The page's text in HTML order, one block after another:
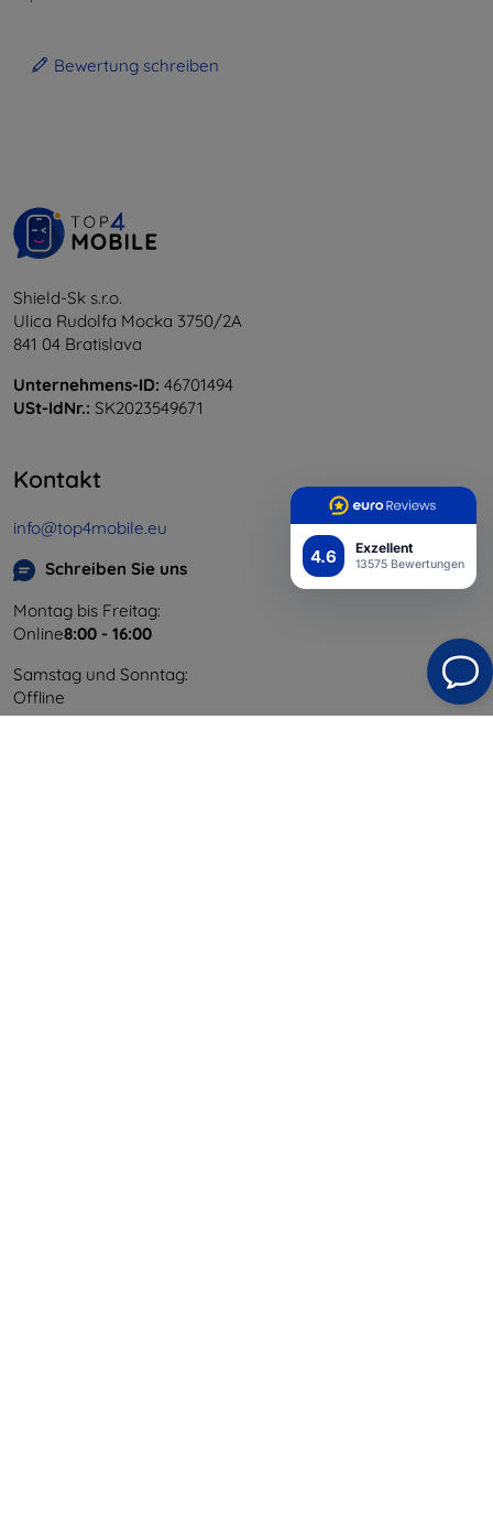
4.6 Exzellent
13575 Bewertungen
Bewertung schreiben
Shield-Sk s.r.o.
Ulica Rudolfa Mocka 3750/2A
841 04 Bratislava
Unternehmens-ID: 46701494
USt-IdNr.: SK2023549671
Kontakt
info@top4mobile.eu
Schreiben Sie uns
Montag bis Freitag:
Online8:00 - 16:00
Samstag und Sonntag:
Offline